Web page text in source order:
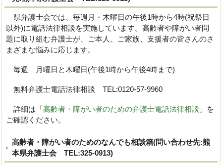
県弁護士会では、毎週月・木曜日の午後1時から4時(祝祭日
以外)に電話法律相談を実施しています。高齢者や障がい者問
題に取り組む弁護士が、ご本人、ご家族、支援者の皆さんのさ
まざまな悩みに応じます。
毎週 月曜日と木曜日(午後1時から午後4時まで)
無料弁護士電話法律相談 TEL:0120-57-9960
詳細は「高齢者・障がい者のための弁護士電話法律相談 」を
ご確認ください。
高齢者・障がい者のためのなんでも相談箱(問い合わせ先:熊
本県弁護士会 TEL:325-0913)